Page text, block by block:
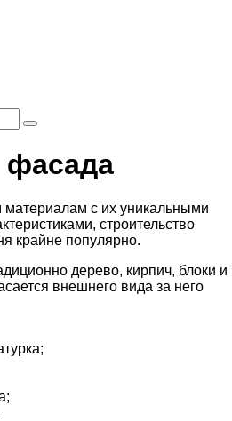
фасада
с их уникальными
строительство
крайне популярно.
дерево, кирпич, блоки и
внешнего вида за него